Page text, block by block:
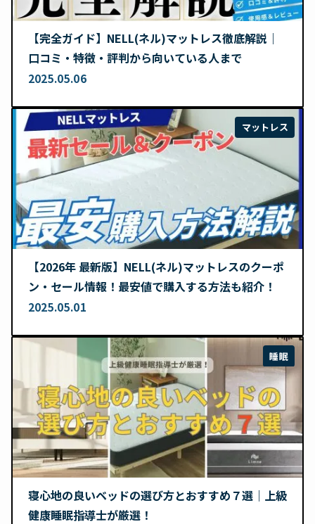
【完全ガイド】NELL(ネル)マットレス徹底解説｜
口コミ・特徴・評判から向いている人まで
2025.05.06
マットレス
【2026年 最新版】NELL(ネル)マットレスのクーポ
ン・セール情報！最安値で購入する方法も紹介！
2025.05.01
睡眠
寝心地の良いベッドの選び方とおすすめ７選｜上級
健康睡眠指導士が厳選！